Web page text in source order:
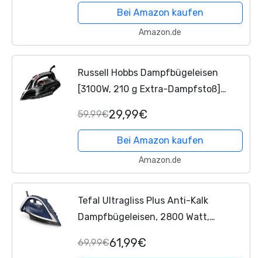
Abschaltung, ‎ ‎0,35 Liter
Wassertank,...
Bei Amazon kaufen
Amazon.de
Russell Hobbs Dampfbügeleisen
[3100W, 210 g Extra-Dampfstoß]
Keramik Bügelsohle,
Selbstreinigungs- &
Sprühwasserfunktion,...
59,99€29,99€
Bei Amazon kaufen
Amazon.de
Tefal Ultragliss Plus Anti-Kalk
Dampfbügeleisen, 2800 Watt,
Dampfabgabe, 260 g/Min.
69,99€61,99€